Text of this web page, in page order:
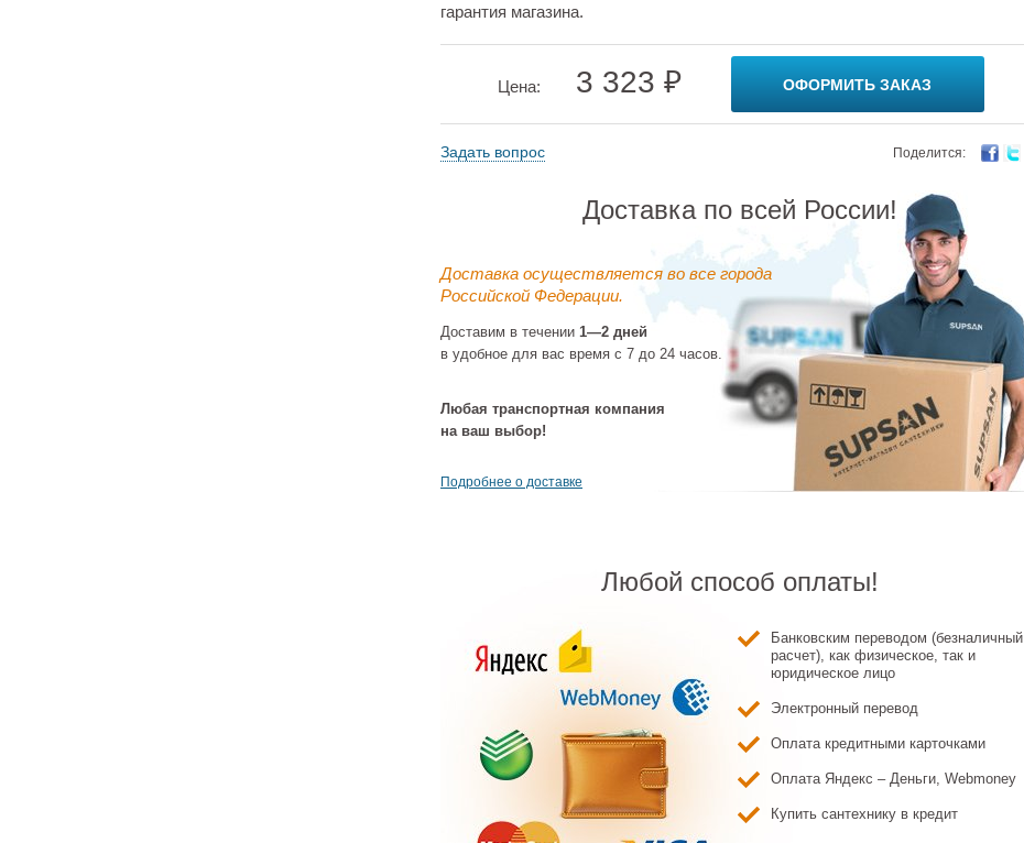
гарантия магазина.
Цена: 3 323 ₽ ОФОРМИТЬ ЗАКАЗ
Задать вопрос Поделится:
Доставка по всей России!
Доставка осуществляется во все города
Российской Федерации.
Доставим в течении 1—2 дней
в удобное для вас время с 7 до 24 часов.
Любая транспортная компания
на ваш выбор!
Подробнее о доставке
Любой способ оплаты!
Банковским переводом (безналичный
расчет), как физическое, так и
юридическое лицо
Электронный перевод
Оплата кредитными карточками
Оплата Яндекс – Деньги, Webmoney
Купить сантехнику в кредит